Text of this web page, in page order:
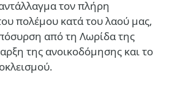
τον πλήρη
πολέμου κατά του λαού μας,
από τη Λωρίδα της
της ανοικοδόμησης και το